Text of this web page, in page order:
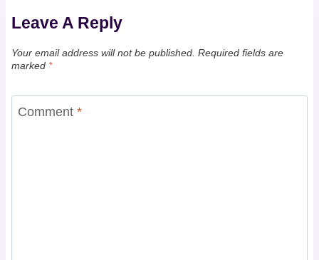
Leave A Reply
Your email address will not be published. Required fields are
marked *
Comment *